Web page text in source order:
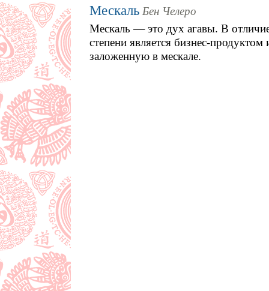
Мескаль Бен Челеро
Мескаль — это дух агавы. В
степени является бизнес-
заложенную в мескале.